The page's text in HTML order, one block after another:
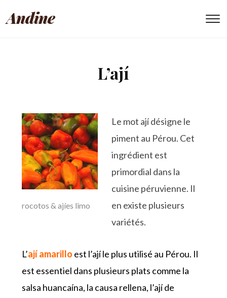
Andine
L’ají
rocotos & ajíes limo
Le mot ají désigne le
piment au Pérou. Cet
ingrédient est
primordial dans la
cuisine péruvienne. Il
en existe plusieurs
variétés.
L’ají amarillo est l’ají le plus utilisé au Pérou. Il
est essentiel dans plusieurs plats comme la
salsa huancaína, la causa rellena, l’ají de